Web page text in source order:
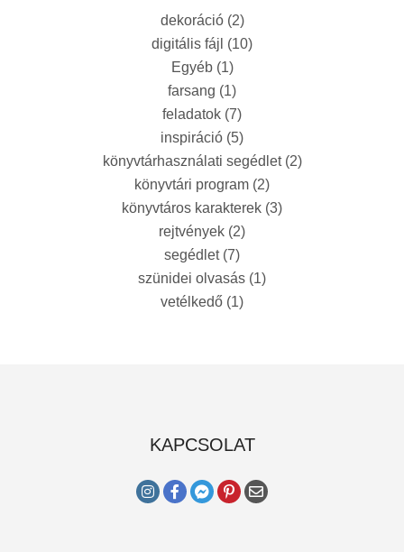
dekoráció (2)
digitális fájl (10)
Egyéb (1)
farsang (1)
feladatok (7)
inspiráció (5)
könyvtárhasználati segédlet (2)
könyvtári program (2)
könyvtáros karakterek (3)
rejtvények (2)
segédlet (7)
szünidei olvasás (1)
vetélkedő (1)
KAPCSOLAT